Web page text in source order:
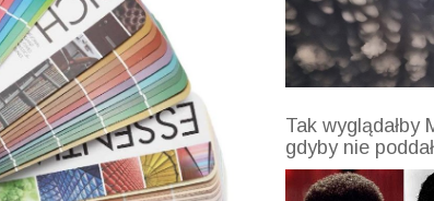
Tak wyglądałby
gdyby nie